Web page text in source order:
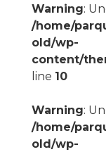
Warning:
/home/
old/wp-
content/
line 10
Warning:
/home/
old/wp-